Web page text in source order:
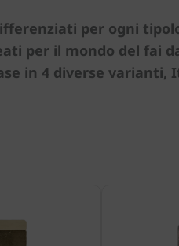
per ogni
per il mondo del fai
in 4 diverse varianti,